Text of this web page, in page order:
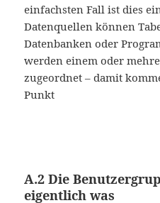
einfachsten Fall ist dies
Datenquellen können
Datenbanken oder
werden einem oder
zugeordnet – damit
Punkt
A.2 Die
eigentlich was